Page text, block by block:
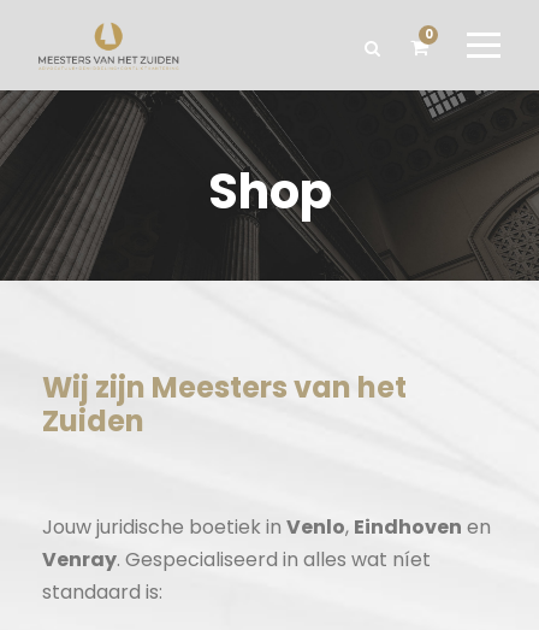
0
Shop
Wij zijn Meesters van het
Zuiden
Jouw juridische boetiek in Venlo, Eindhoven en
Venray. Gespecialiseerd in alles wat níet
standaard is: